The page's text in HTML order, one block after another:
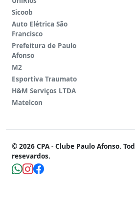
Sicoob
Auto Elétrica São
Francisco
Prefeitura de Paulo
Afonso
M2
Esportiva Traumato
H&M Serviços LTDA
Matelcon
© 2026 CPA - Clube Paulo Afonso.
resevardos.